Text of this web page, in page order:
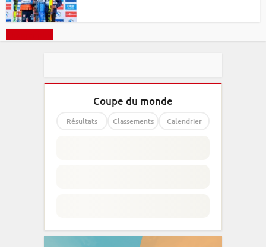
Coupe du monde
Résultats Classements Calendrier